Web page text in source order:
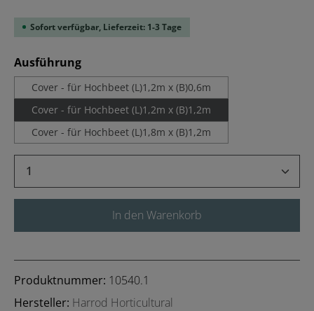
Sofort verfügbar, Lieferzeit: 1-3 Tage
Ausführungauswählen
Cover - für Hochbeet (L)1,2m x (B)0,6m
Cover - für Hochbeet (L)1,2m x (B)1,2m
Cover - für Hochbeet (L)1,8m x (B)1,2m
Produkt Anzahl: Gib den gewünschten
In den Warenkorb
Produktnummer: 10540.1
Hersteller: Harrod Horticultural